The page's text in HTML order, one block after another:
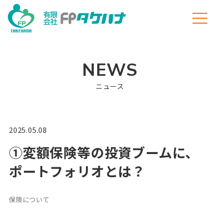
NEWS
ニュース
2025.05.08
①変額保険等の投資ブームに、
ポートフォリオとは？
保険について